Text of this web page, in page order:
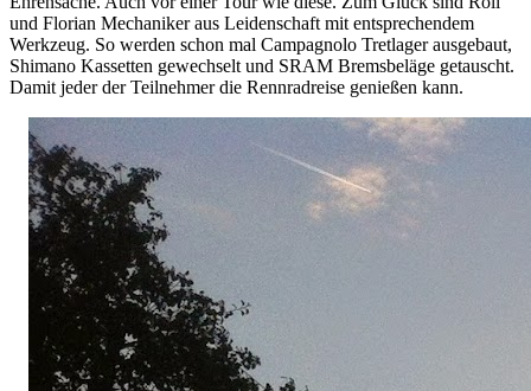
und Florian Mechaniker aus Leidenschaft mit entsprechendem
Werkzeug. So werden schon mal Campagnolo Tretlager ausgebaut,
Shimano Kassetten gewechselt und SRAM Bremsbeläge getauscht.
Damit jeder der Teilnehmer die Rennradreise genießen kann.